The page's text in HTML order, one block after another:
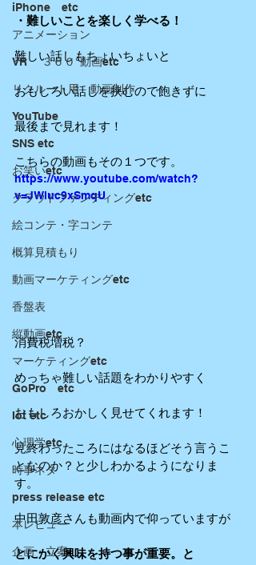
iPhone etc
アニメーション
VR ３６０°動画etc
リクルート用 動画制作
YouTube
SNS etc
お笑いetc
クラウドファンディングetc
絵コンテ・字コンテ
概算見積もり
動画マーケティングetc
香盤表
縦動画etc
マーケティングetc
GoPro etc
Iot etc
心理学etc
時事ネタ
press release etc
本レビュー
企画・立案
・難しいことを楽しく学べる！
難しい話しもちょいちょいと
おもしろい話しを挟むので飽きずに
最後まで見れます！
こちらの動画もその１つです。
https://www.youtube.com/watch?
v=JWluc9xSmqU
消費税増税？
めっちゃ難しい話題をわかりやすく
おもしろおかしく見せてくれます！
見終わったころにはなるほどそう言うこ
となのか？と少しわかるようになりま
す。
中田敦彦さんも動画内で仰っていますが
とにかく興味を持つ事が重要。と